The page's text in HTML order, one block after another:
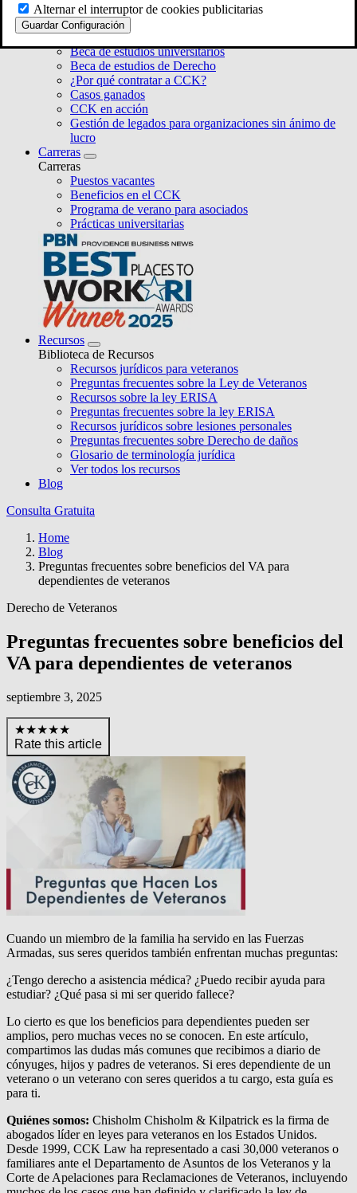
Alternar el interruptor de cookies publicitarias
Guardar Configuración
Nuestra misión
Acerca de CCK Law
Nuestro equipo
Beca de estudios universitarios
Beca de estudios de Derecho
¿Por qué contratar a CCK?
Casos ganados
CCK en acción
Gestión de legados para organizaciones sin ánimo de
lucro
Carreras
Carreras
Puestos vacantes
Beneficios en el CCK
Programa de verano para asociados
Prácticas universitarias
Recursos
Biblioteca de Recursos
Recursos jurídicos para veteranos
Preguntas frecuentes sobre la Ley de Veteranos
Recursos sobre la ley ERISA
Preguntas frecuentes sobre la ley ERISA
Recursos jurídicos sobre lesiones personales
Preguntas frecuentes sobre Derecho de daños
Glosario de terminología jurídica
Ver todos los recursos
Blog
Consulta Gratuita
Home
Blog
Preguntas frecuentes sobre beneficios del VA para
dependientes de veteranos
Derecho de Veteranos
Preguntas frecuentes sobre beneficios del
VA para dependientes de veteranos
septiembre 3, 2025
★★★★★
Rate this article
Cuando un miembro de la familia ha servido en las Fuerzas
Armadas, sus seres queridos también enfrentan muchas preguntas:
¿Tengo derecho a asistencia médica? ¿Puedo recibir ayuda para
estudiar? ¿Qué pasa si mi ser querido fallece?
Lo cierto es que los beneficios para dependientes pueden ser
amplios, pero muchas veces no se conocen. En este artículo,
compartimos las dudas más comunes que recibimos a diario de
cónyuges, hijos y padres de veteranos. Si eres dependiente de un
veterano o un veterano con seres queridos a tu cargo, esta guía es
para ti.
Quiénes somos: Chisholm Chisholm & Kilpatrick es la firma de
abogados líder en leyes para veteranos en los Estados Unidos.
Desde 1999, CCK Law ha representado a casi 30,000 veteranos o
familiares ante el Departamento de Asuntos de los Veteranos y la
Corte de Apelaciones para Reclamaciones de Veteranos, incluyendo